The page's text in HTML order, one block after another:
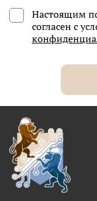
Настоящим
согласен с